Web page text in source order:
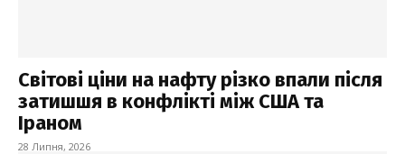
Світові ціни на нафту різко впали після
затишшя в конфлікті між США та
Іраном
28 Липня, 2026